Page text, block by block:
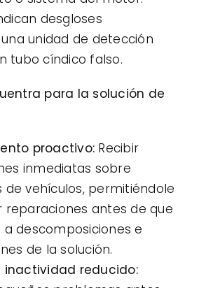
desgloses
unidad de detección
tubo cíndico falso.
para la solución de
proactivo: Recibir
inmediatas sobre
vehículos, permitiéndole
antes de que
a descomposiciones e
de la solución.
inactividad reducido: